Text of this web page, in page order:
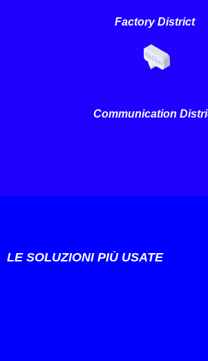
Factory District
Communication
LE SOLUZIONI PIÙ USATE